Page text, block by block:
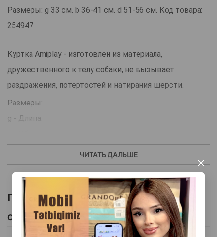
×
Размеры: g 33 см. b 36-41 см. d 51-56 см. Код товара:
254947.
Куртка Amiplay - изготовлен из материала,
дружественного к телу собаки, не вызывает
раздражения, потертостей и натирания шерсти.
Размеры:
g - Длина.
Куртка состоит из трех слоев: внутренней флисовой
подкладки, утеплителя и непромокаемого внешнего
материала с ребристыми манжетами.
Аккуратно скроенный, он укрывает и согревает
туловище четвероногого.
ЧИТАТЬ ДАЛЬШЕ
Похожие товары
Смотреть Все